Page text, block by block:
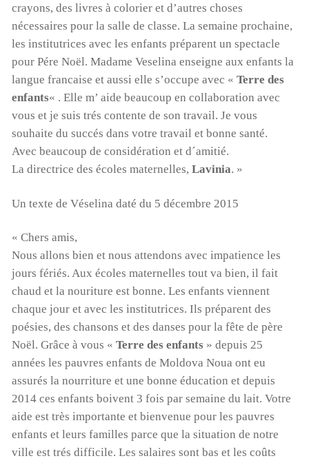
crayons, des livres à colorier et d’autres choses
nécessaires pour la salle de classe. La semaine prochaine,
les institutrices avec les enfants préparent un spectacle
pour Pére Noël. Madame Veselina enseigne aux enfants la
langue francaise et aussi elle s’occupe avec « Terre des
enfants« . Elle m’ aide beaucoup en collaboration avec
vous et je suis trés contente de son travail. Je vous
souhaite du succés dans votre travail et bonne santé.
Avec beaucoup de considération et d´amitié.
La directrice des écoles maternelles, Lavinia. »
Un texte de Véselina daté du 5 décembre 2015
« Chers amis,
Nous allons bien et nous attendons avec impatience les
jours fériés. Aux écoles maternelles tout va bien, il fait
chaud et la nouriture est bonne. Les enfants viennent
chaque jour et avec les institutrices. Ils préparent des
poésies, des chansons et des danses pour la fête de père
Noël. Grâce à vous « Terre des enfants» depuis 25
années les pauvres enfants de Moldova Noua ont eu
assurés la nourriture et une bonne éducation et depuis
2014 ces enfants boivent 3 fois par semaine du lait. Votre
aide est très importante et bienvenue pour les pauvres
enfants et leurs familles parce que la situation de notre
ville est trés difficile. Les salaires sont bas et les coûts